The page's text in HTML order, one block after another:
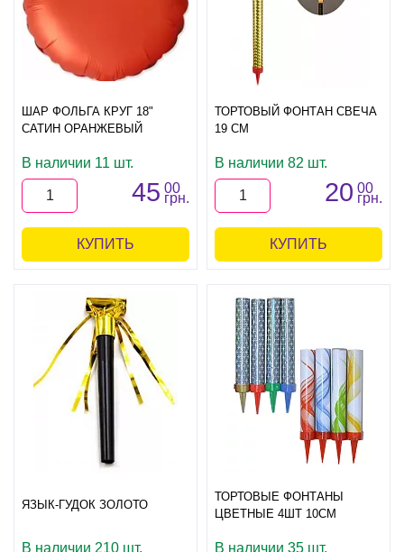
ШАР ФОЛЬГА КРУГ 18"
САТИН ОРАНЖЕВЫЙ
В наличии 11 шт.
45 00
грн.
КУПИТЬ
ТОРТОВЫЙ ФОНТАН СВЕЧА
19 СМ
В наличии 82 шт.
20 00
грн.
КУПИТЬ
ЯЗЫК-ГУДОК ЗОЛОТО
В наличии 210 шт.
ТОРТОВЫЕ ФОНТАНЫ
ЦВЕТНЫЕ 4ШТ 10СМ
В наличии 35 шт.